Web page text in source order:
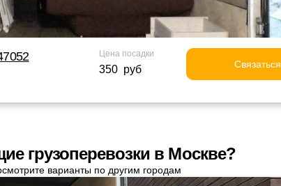
Цена посадки
350 руб Связаться
грузоперевозки в Москве?
варианты по другим городам